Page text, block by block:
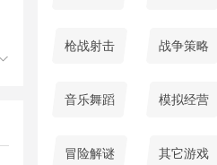
枪战射击 战争策略
音乐舞蹈 模拟经营
冒险解谜 其它游戏